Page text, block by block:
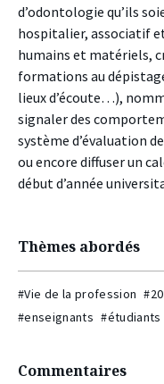
d’odontologie qu’ils
hospitalier, associatif
humains et matériels,
formations au
lieux d’écoute…),
signaler des
système d’évaluation
ou encore diffuser un
début d’année
Thèmes abordés
#Vie de la profession
#enseignants #étudiants
Commentaires